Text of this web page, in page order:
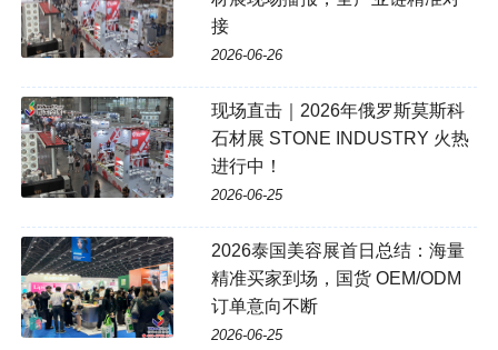
接
2026-06-26
现场直击｜2026年俄罗斯莫斯科
石材展 STONE INDUSTRY 火热
进行中！
2026-06-25
2026泰国美容展首日总结：海量
精准买家到场，国货 OEM/ODM
订单意向不断
2026-06-25